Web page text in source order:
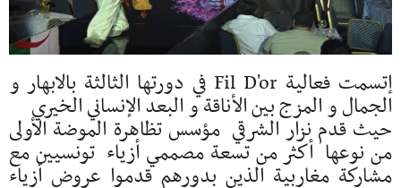
إتسمت فعالية Fil D'or في دورتها الثالثة بالابهار و
الجمال و المزج بين الأناقة و البعد الإنساني الخيري
حيث قدم نزار الشرقي مؤسس تظاهرة الموضة الأولى
من نوعها أكثر من تسعة مصممي أزياء تونسيين مع
مشاركة مغاربية الذين بدورهم قدموا عروض أزياء